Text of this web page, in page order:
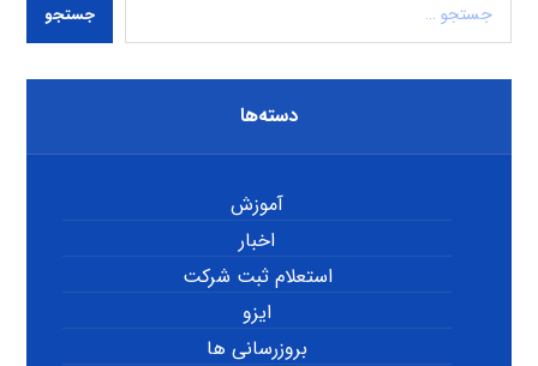
جستجو
دسته‌ها
آموزش
اخبار
استعلام ثبت شرکت
ایزو
بروزرسانی ها